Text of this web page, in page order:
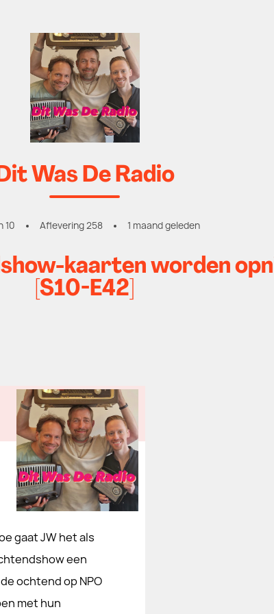
Was De Radio
10 Aflevering 258 1 maand geleden
kaarten worden
[S10-E42]
gaat JW het als
een
ochtend op NPO
met hun